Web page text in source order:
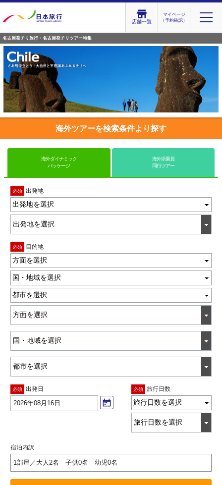
店舗一覧
マイページ
（予約確認）
名古屋発チリ旅行・名古屋発チリツアー特集
海外ツアーを検索条件より探す
海外ダイナミック
パッケージ
海外添乗員
同行ツアー
必須 出発地
出発地を選択
必須 目的地
方面を選択
国・地域を選択
都市を選択
必須 出発日
2026年08月16日
必須 旅行日数
旅行日数を選択
宿泊内訳
1部屋／大人2名 子供0名 幼児0名